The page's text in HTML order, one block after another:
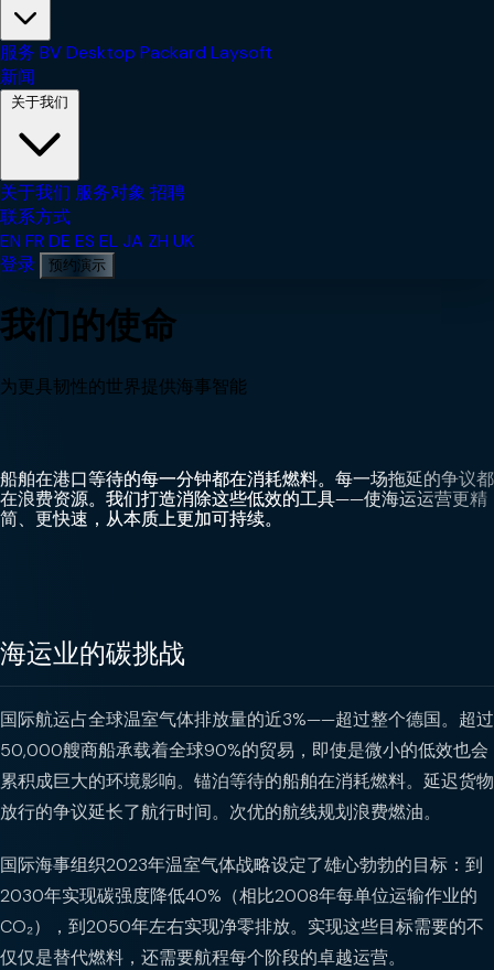
服务 BV Desktop Packard Laysoft
新闻
关于我们
关于我们 服务对象 招聘
联系方式
EN FR DE ES ELJA ZH UK
登录
预约演示
我们的使命
为更具韧性的世界提供海事智能
船舶在港口等待的每一分钟都在消耗燃料。每一场拖延的争议都
在浪费资源。我们打造消除这些低效的工具——使海运运营更精
简、更快速，从本质上更加可持续。
海运业的碳挑战
国际航运占全球温室气体排放量的近3%——超过整个德国。超过
50,000艘商船承载着全球90%的贸易，即使是微小的低效也会
累积成巨大的环境影响。锚泊等待的船舶在消耗燃料。延迟货物
放行的争议延长了航行时间。次优的航线规划浪费燃油。
国际海事组织2023年温室气体战略设定了雄心勃勃的目标：到
2030年实现碳强度降低40%（相比2008年每单位运输作业的
CO₂），到2050年左右实现净零排放。实现这些目标需要的不
仅仅是替代燃料，还需要航程每个阶段的卓越运营。